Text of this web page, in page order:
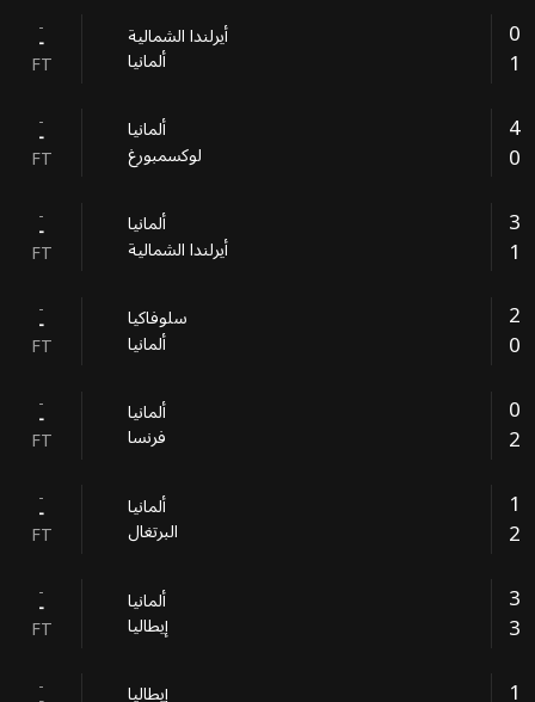
--
FT
أيرلندا الشمالية
ألمانيا
0
1
--
FT
ألمانيا
لوكسمبورغ
4
0
--
FT
ألمانيا
أيرلندا الشمالية
3
1
--
FT
سلوفاكيا
ألمانيا
2
0
--
FT
ألمانيا
فرنسا
0
2
--
FT
ألمانيا
البرتغال
1
2
--
FT
ألمانيا
إيطاليا
3
3
- 1